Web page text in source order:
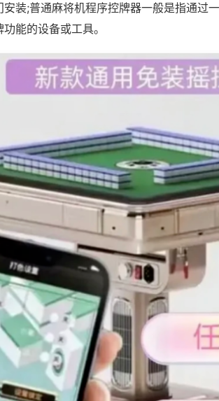
装;普通麻将机程序控牌器一般是指通过
能的设备或工具。